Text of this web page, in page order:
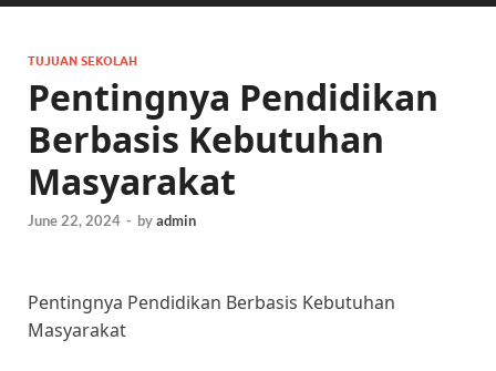
TUJUAN SEKOLAH
Pentingnya Pendidikan
Berbasis Kebutuhan
Masyarakat
June 22, 2024 - byadmin
Pentingnya Pendidikan Berbasis Kebutuhan
Masyarakat